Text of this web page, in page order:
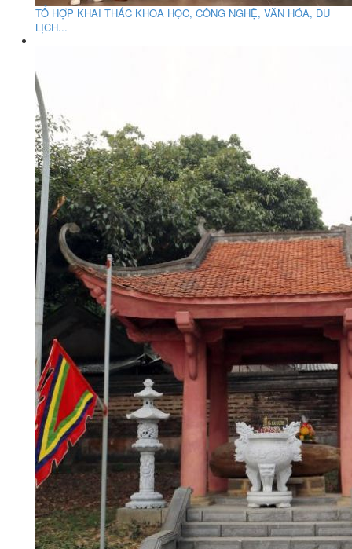
TỔ HỢP KHAI THÁC KHOA HỌC, CÔNG NGHỆ, VĂN HÓA, DU
LỊCH...